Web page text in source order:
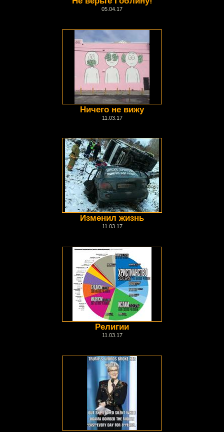
05.04.17
Ничего не вижу
11.03.17
Изменил жизнь
11.03.17
Религии
11.03.17